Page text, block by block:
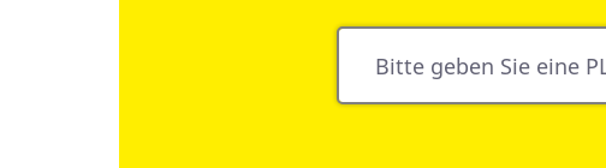
Suche
Stichwort